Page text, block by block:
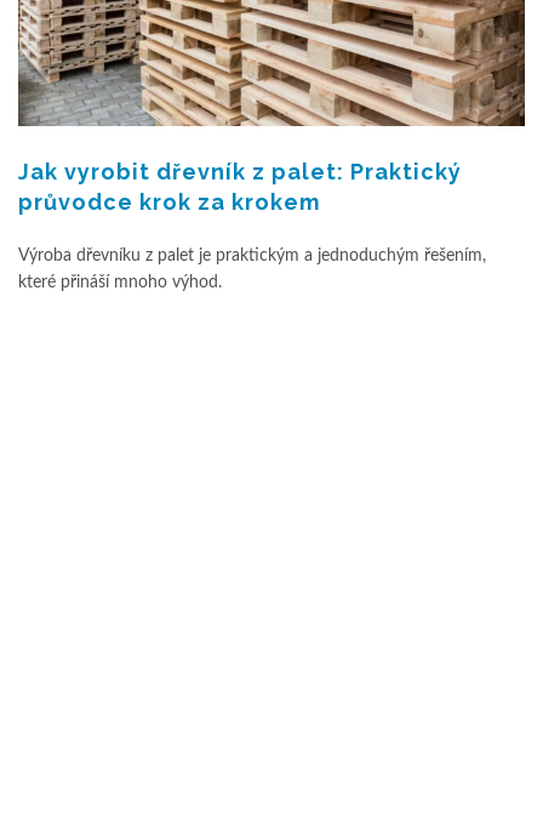
Jak vyrobit dřevník z palet: Praktický
průvodce krok za krokem
Výroba dřevníku z palet je praktickým a jednoduchým řešením,
které přináší mnoho výhod.